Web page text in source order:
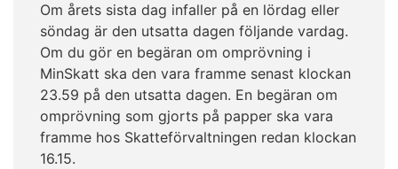
Om årets sista dag infaller på en lördag eller
söndag är den utsatta dagen följande vardag.
Om du gör en begäran om omprövning i
MinSkatt ska den vara framme senast klockan
23.59 på den utsatta dagen. En begäran om
omprövning som gjorts på papper ska vara
framme hos Skatteförvaltningen redan klockan
16.15.